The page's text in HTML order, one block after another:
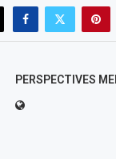
PERSPECTIVES